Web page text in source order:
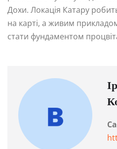
Дохи. Локація Катару
на карті, а живим
стати фундаментом